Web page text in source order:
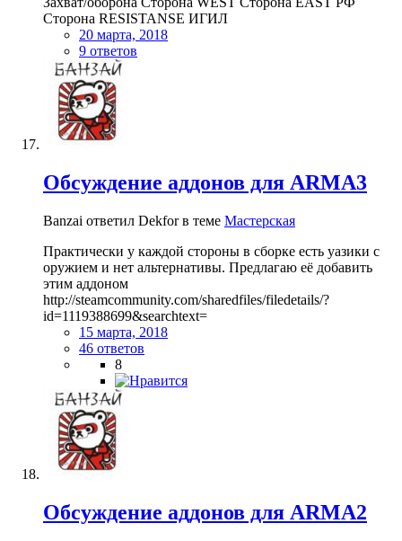
Сторона RESISTANSE ИГИЛ
20 марта, 2018
9 ответов
Обсуждение аддонов для ARMA3
Banzai ответил Dekfor в теме Мастерская
Практически у каждой стороны в сборке есть уазики с
оружием и нет альтернативы. Предлагаю её добавить
этим аддоном
http://steamcommunity.com/sharedfiles/filedetails/?
id=1119388699&searchtext=
15 марта, 2018
46 ответов
8
Обсуждение аддонов для ARMA2